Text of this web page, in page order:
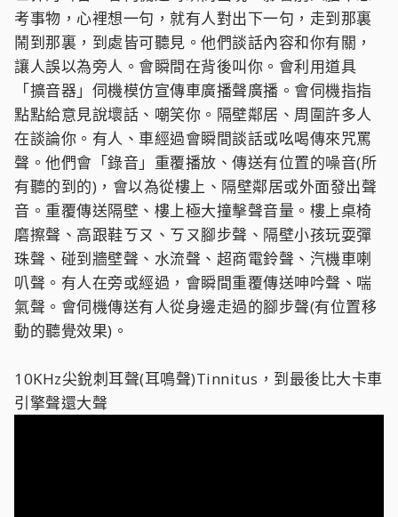
考事物，心裡想一句，就有人對出下一句，走到那裏
鬧到那裏，到處皆可聽見。他們談話內容和你有關，
讓人誤以為旁人。會瞬間在背後叫你。會利用道具
「擴音器」伺機模仿宣傳車廣播聲廣播。會伺機指指
點點給意見說壞話、嘲笑你。隔壁鄰居、周圍許多人
在談論你。有人、車經過會瞬間談話或吆喝傳來咒罵
聲。他們會「錄音」重覆播放、傳送有位置的噪音(所
有聽的到的)，會以為從樓上、隔壁鄰居或外面發出聲
音。重覆傳送隔壁、樓上極大撞擊聲音量。樓上桌椅
磨擦聲、高跟鞋ㄎㄡ、ㄎㄡ腳步聲、隔壁小孩玩耍彈
珠聲、碰到牆壁聲、水流聲、超商電鈴聲、汽機車喇
叭聲。有人在旁或經過，會瞬間重覆傳送呻吟聲、喘
氣聲。會伺機傳送有人從身邊走過的腳步聲(有位置移
動的聽覺效果)。
10KHz尖銳刺耳聲(耳鳴聲)Tinnitus，到最後比大卡車
引擎聲還大聲